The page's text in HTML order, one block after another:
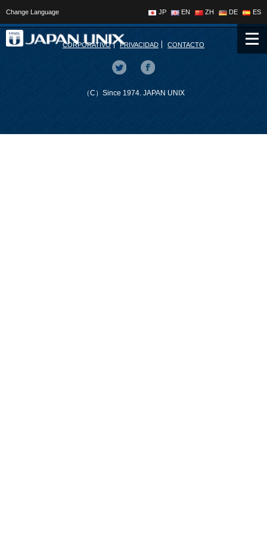
Change Language JP EN ZH DE ES
CORPORATIVO PRIVACIDAD CONTACTO
（C）Since 1974. JAPAN UNIX